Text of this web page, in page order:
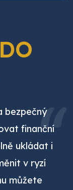
bezpečný
finanční
ukládat i
v ryzí
můžete